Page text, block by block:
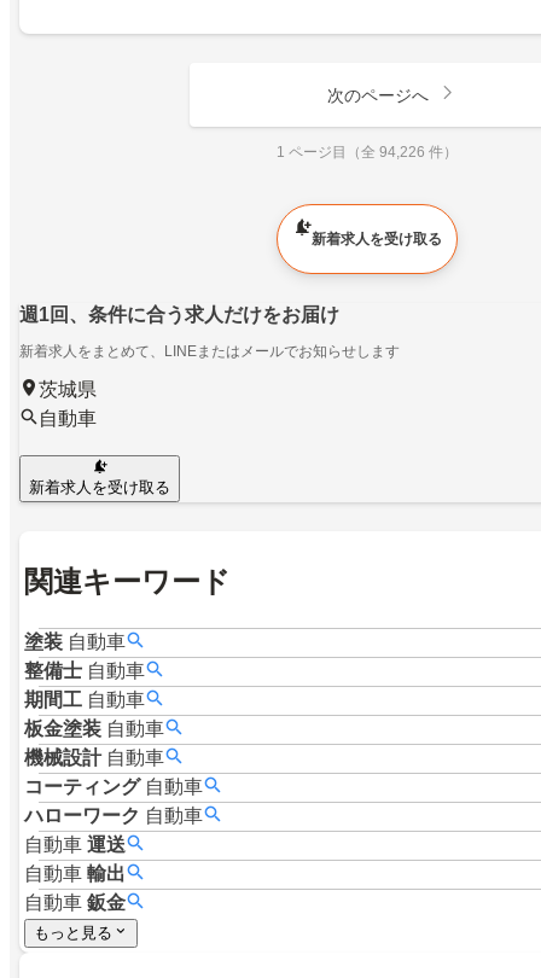
次のページへ
1 ページ目（全 94,226 件）
新着求人を受け取る
週1回、条件に合う求人だけをお届け
新着求人をまとめて、LINEまたはメールでお知らせします
茨城県
自動車
新着求人を受け取る
関連キーワード
塗装 自動車
整備士 自動車
期間工 自動車
板金塗装 自動車
機械設計 自動車
コーティング 自動車
ハローワーク 自動車
自動車 運送
自動車 輸出
自動車 鈑金
もっと見る